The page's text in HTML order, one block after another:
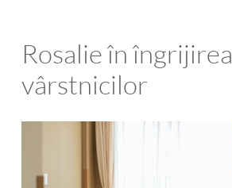
Rosalie în îngrijirea
vârstnicilor